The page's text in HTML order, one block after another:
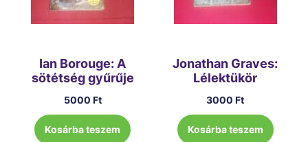
Ian Borouge: A
sötétség gyűrűje
5000 Ft
Kosárba teszem
Jonathan Graves:
Lélektükör
3000Ft
Kosárba teszem